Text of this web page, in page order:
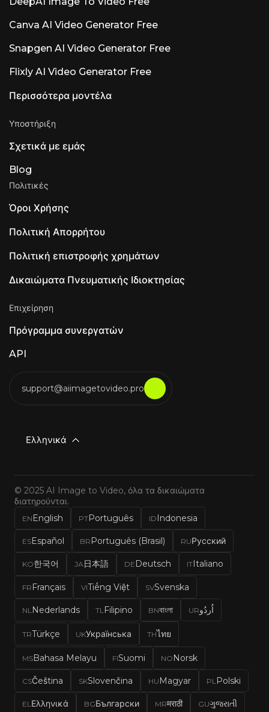
Canva AI Video Generator Free
Snapgen AI Video Generator Free
Flixly AI Video Generator Free
Περισσότερα μοντέλα
Υποστήριξη
Σχετικά με εμάς
Blog
Πολιτικές
Όροι Χρήσης
Πολιτική Απορρήτου
Πολιτική επιστροφής χρημάτων
Δικαιώματα Πνευματικής Ιδιοκτησίας
Επιχείρηση
Πρόγραμμα συνεργατών
API
support@aiimagetovideo.pro
Ελληνικά
© 2025 AI Image to Video, όλα τα δικαιώματα
διατηρούνται.
EN English PTPortuguês ID Indonesia
ESEspañol BR Português (Brasil) RUРусский
KO한국어 JA 日本語 DE Deutsch IT Italiano
FR Français VITiếng Việt SVSvenska
NL Nederlands TL Filipino BNবাংলা URاُردُو
TRTürkçe UKУкраїнська THไทย
MSBahasa Melayu FISuomi NO Norsk
CSČeština SKSlovenčina HU Magyar PL Polski
EL Ελληνικά BGБългарски MRमराठी GUગુજરાતી